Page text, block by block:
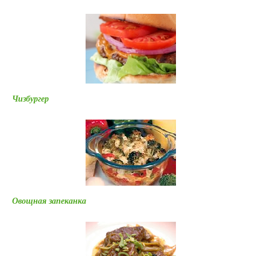
Чизбургер
Овощная запеканка